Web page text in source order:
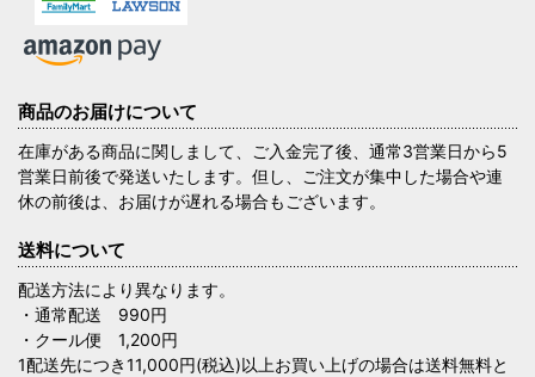
商品のお届けについて
在庫がある商品に関しまして、ご入金完了後、通常3営業日から5
営業日前後で発送いたします。但し、ご注文が集中した場合や連
休の前後は、お届けが遅れる場合もございます。
送料について
配送方法により異なります。
・通常配送 990円
・クール便 1,200円
1配送先につき11,000円(税込)以上お買い上げの場合は送料無料と